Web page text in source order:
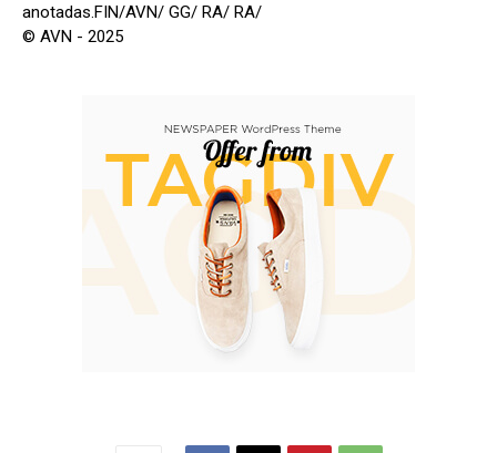
anotadas.FIN/AVN/ GG/ RA/ RA/
© AVN - 2025